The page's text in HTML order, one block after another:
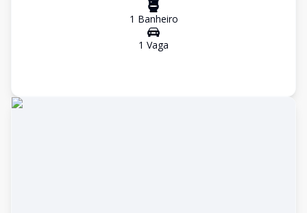
1 Banheiro
1 Vaga